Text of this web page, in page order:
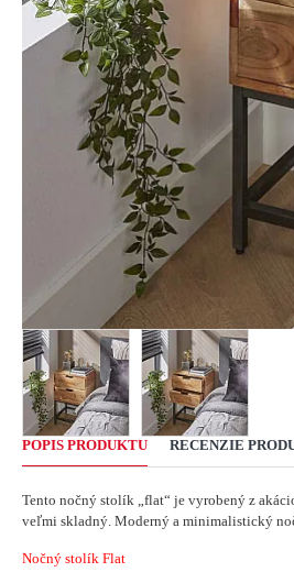
POPIS PRODUKTU RECENZIE
Tento nočný stolík „flat“ je vyrobený z
veľmi skladný. Moderný a minimalistický
Nočný stolík Flat